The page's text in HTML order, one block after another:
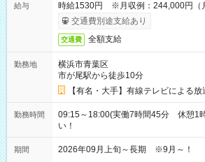
給与
時給1530円 ※月収例：244,000円（
交通費別途支給あり
交通費 全額支給
勤務地
横浜市青葉区
市が尾駅から徒歩10分
【有名・大手】有線テレビによる
勤務時間
09:15～18:00(実働7時間45分 休憩1
い！
期間 2026年09月上旬～長期 ※9月～！